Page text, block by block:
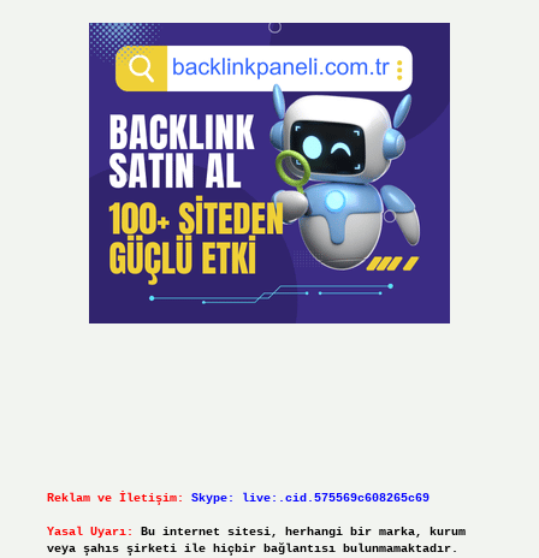
Reklam ve İletişim: Skype: live:.cid.575569c608265c69
Yasal Uyarı:
Bu internet sitesi, herhangi bir marka, kurum
veya şahıs şirketi ile hiçbir bağlantısı bulunmamaktadır.